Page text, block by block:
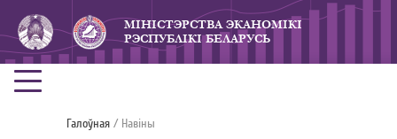
МIНICТЭРСТВА ЭКАНОМIКI
РЭСПУБЛIКI БЕЛАРУСЬ
Галоўная / Навiны